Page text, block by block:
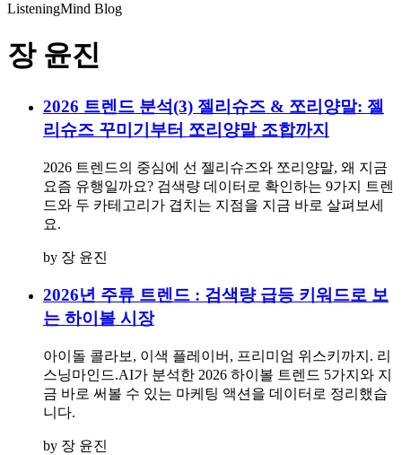
ListeningMind Blog
장 윤진
Highlight
2026 트렌드 분석(3) 젤리슈즈 & 쪼리양말: 젤
리슈즈 꾸미기부터 쪼리양말 조합까지
2026 트렌드의 중심에 선 젤리슈즈와 쪼리양말, 왜 지금
요즘 유행일까요? 검색량 데이터로 확인하는 9가지 트렌
드와 두 카테고리가 겹치는 지점을 지금 바로 살펴보세
요.
by 장 윤진
2026년 주류 트렌드 : 검색량 급등 키워드로 보
는 하이볼 시장
아이돌 콜라보, 이색 플레이버, 프리미엄 위스키까지. 리
스닝마인드.AI가 분석한 2026 하이볼 트렌드 5가지와 지
금 바로 써볼 수 있는 마케팅 액션을 데이터로 정리했습
니다.
by 장 윤진